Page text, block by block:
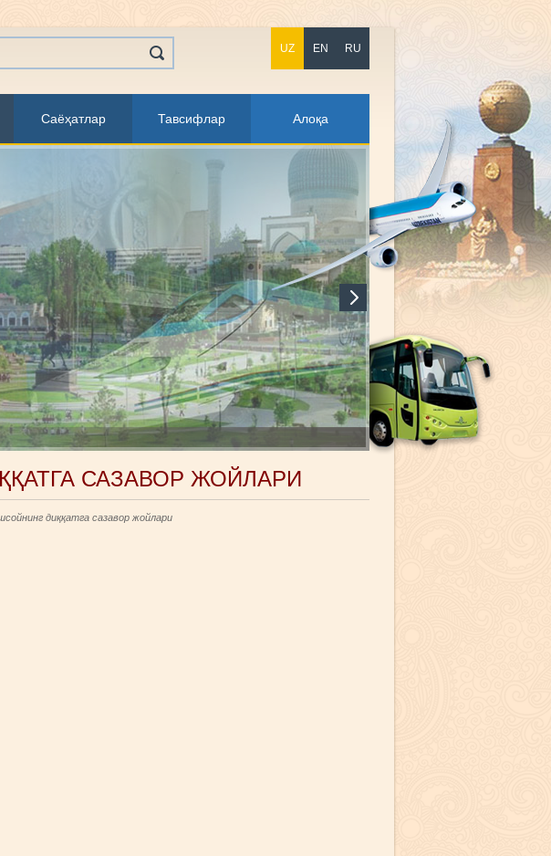
UZ EN RU
Саёҳатлар Тавсифлар Алоқа
САЗАВОР ЖОЙЛАРИ
диққатга сазавор жойлари